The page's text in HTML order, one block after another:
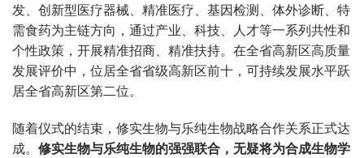
发、创新型医疗器械、精准医疗、基因检测、体外诊断、特
需食药为主链方向，通过产业、科技、人才等一系列共性和
个性政策，开展精准招商、精准扶持。在全省高新区高质量
发展评价中，位居全省省级高新区前十，可持续发展水平跃
居全省高新区第二位。
随着仪式的结束，修实生物与乐纯生物战略合作关系正式达
成。 修实生物与乐纯生物的强强联合，无疑将为合成生物学